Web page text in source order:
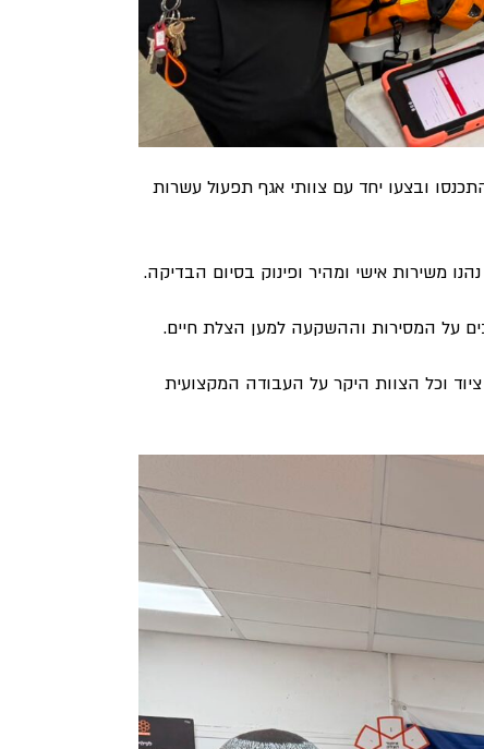
ובצעו יחד עם צוותי אגף תפעול עשרות
משירות אישי ומהיר ופינוק בסיום הבדיקה.
על המסירות וההשקעה למען הצלת חיים.
וכל הצוות היקר על העבודה המקצועית